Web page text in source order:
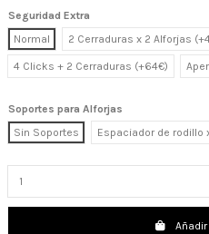
Seguridad Extra
Normal
2 Cerraduras x 2 Alforjas
4 Clicks + 2 Cerraduras (+64€)
Soportes para Alforjas
Sin Soportes
Espaciador de rodillo